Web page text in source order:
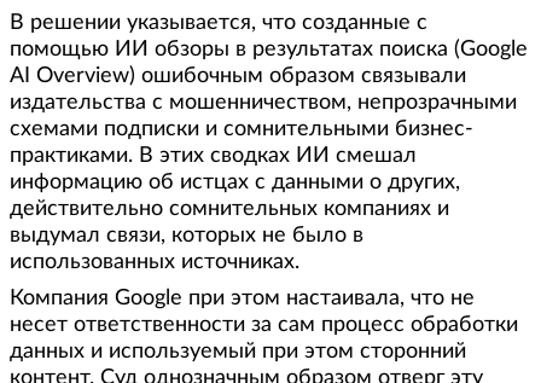
В решении указывается, что созданные с
помощью ИИ обзоры в результатах поиска (Google
AI Overview) ошибочным образом связывали
издательства с мошенничеством, непрозрачными
схемами подписки и сомнительными бизнес-
практиками. В этих сводках ИИ смешал
информацию об истцах с данными о других,
действительно сомнительных компаниях и
выдумал связи, которых не было в
использованных источниках.
Компания Google при этом настаивала, что не
несет ответственности за сам процесс обработки
данных и используемый при этом сторонний